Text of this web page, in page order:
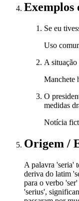
Exemplos
Se eu
Uso
A situação
Manchete
O
medidas
Notícia
Origem /
A palavra 'seria'
deriva do latim
para o verbo
'serius',